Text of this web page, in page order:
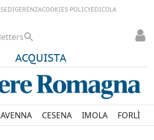
GERENZACOOKIES POLICYEDICOLA
ACQUISTA
CESENA IMOLA FORLÌ